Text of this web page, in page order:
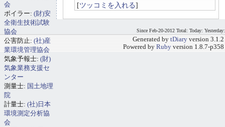
[ツッコミを入れる]
会
ボイラー: (財)安
全衛生技術試験
協会
公害防止: (社)産
業環境管理協会
気象予報士: (財)
気象業務支援セ
ンター
測量士: 国土地理
院
計量士: (社)日本
環境測定分析協
会
Since Feb-20-2012 Total: Today: Yesterday:
Generated by tDiary version 3.1.2
Powered by Ruby version 1.8.7-p358